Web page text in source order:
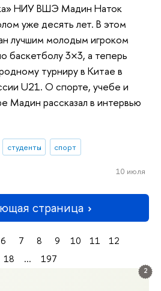
2
НИУ ВШЭ Мадин Наток
уже десять лет. В этом
лучшим молодым игроком
баскетболу 3×3, а теперь
турниру в Китае в
U21. О спорте, учебе и
Мадин рассказал в интервью
студенты спорт
10 июля
страница
6 7 8 9 10 11
12
18 ... 197